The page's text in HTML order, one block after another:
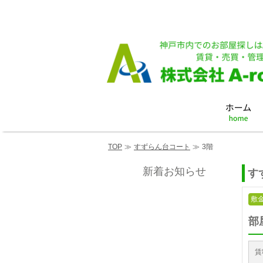
TOP ≫ すずらん台コート ≫ 3階
す
敷
部
新着お知らせ